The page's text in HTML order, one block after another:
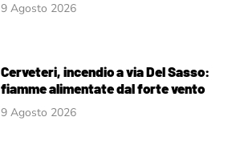
9 Agosto 2026
Cerveteri, incendio a via Del Sasso:
fiamme alimentate dal forte vento
9 Agosto 2026